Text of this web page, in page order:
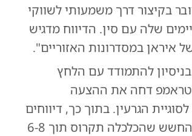
בקיצור דרך משמעותי לשווקי
שלה עם סין. הדיווח מדגיש
איראן במסדרונות האזוריים".
להתמודד עם הלחץ
טראמפ דחה את ההצעה
הגרעין. בתוך כך, דיווחים
באיראן מצביעים על דיון חירום בטהראן בשל החשש שהכלכלה תקרוס תוך 6-8